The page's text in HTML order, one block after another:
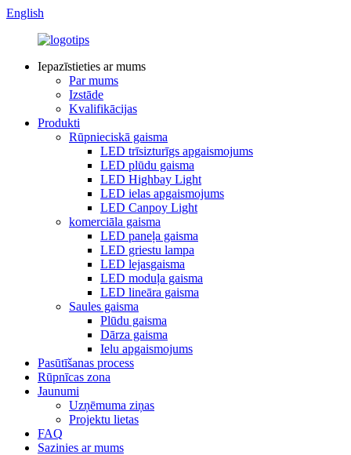
English
Iepazīstieties ar mums
Par mums
Izstāde
Kvalifikācijas
Produkti
Rūpnieciskā gaisma
LED trīsizturīgs apgaismojums
LED plūdu gaisma
LED Highbay Light
LED ielas apgaismojums
LED Canpoy Light
komerciāla gaisma
LED paneļa gaisma
LED griestu lampa
LED lejasgaisma
LED moduļa gaisma
LED lineāra gaisma
Saules gaisma
Plūdu gaisma
Dārza gaisma
Ielu apgaismojums
Pasūtīšanas process
Rūpnīcas zona
Jaunumi
Uzņēmuma ziņas
Projektu lietas
FAQ
Sazinies ar mums